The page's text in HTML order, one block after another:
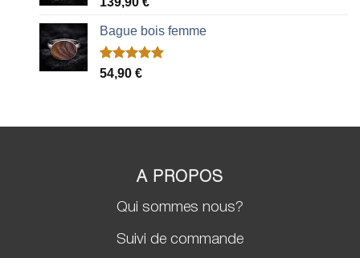
Bague bois femme
Noté5.00
2
54,90 €
A PROPOS
Qui sommes nous?
Suivi de commande